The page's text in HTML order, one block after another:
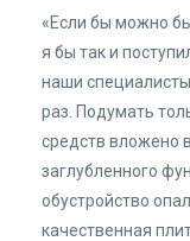
«Если бы можно
я бы так и
наши
раз. Подумать
средств вложено
заглубленного
обустройство
качественная